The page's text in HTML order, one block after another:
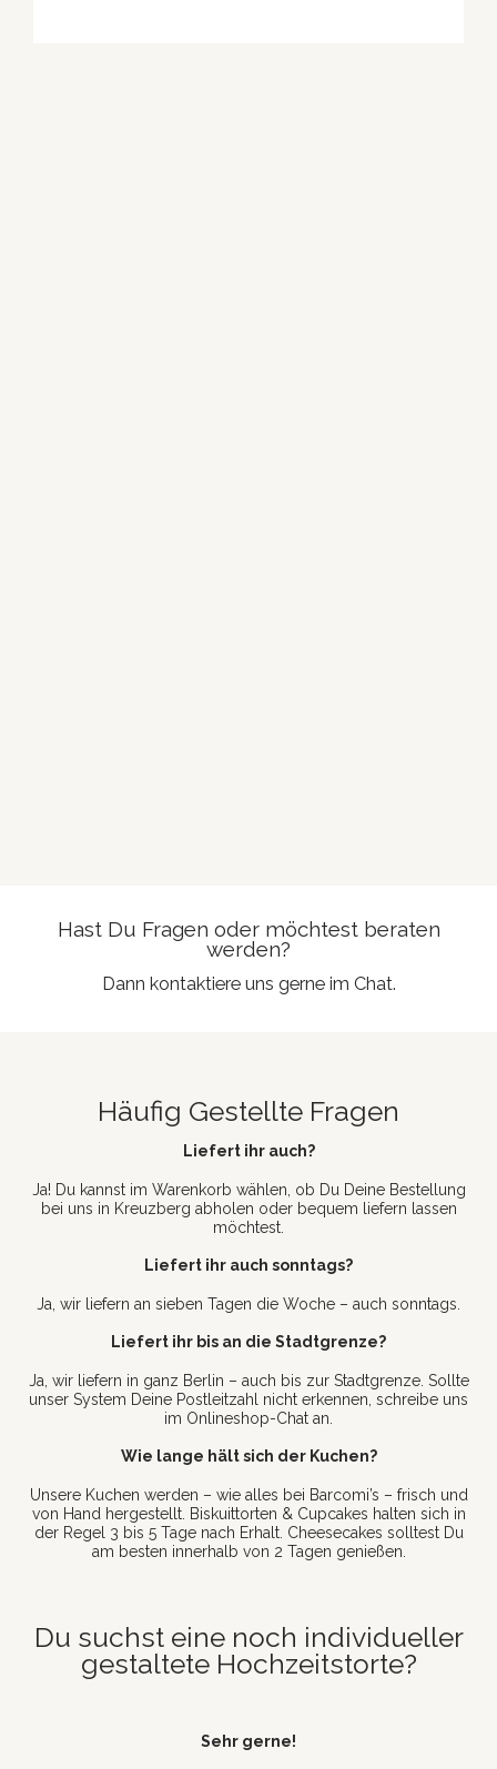
Hast Du Fragen oder möchtest beraten
werden?
Dann kontaktiere uns gerne im Chat.
Häufig Gestellte Fragen
Liefert ihr auch?
Ja! Du kannst im Warenkorb wählen, ob Du Deine Bestellung
bei uns in Kreuzberg abholen oder bequem liefern lassen
möchtest.
Liefert ihr auch sonntags?
Ja, wir liefern an sieben Tagen die Woche – auch sonntags.
Liefert ihr bis an die Stadtgrenze?
Ja, wir liefern in ganz Berlin – auch bis zur Stadtgrenze. Sollte
unser System Deine Postleitzahl nicht erkennen, schreibe uns
im Onlineshop-Chat an.
Wie lange hält sich der Kuchen?
Unsere Kuchen werden – wie alles bei Barcomi’s – frisch und
von Hand hergestellt. Biskuittorten & Cupcakes halten sich in
der Regel 3 bis 5 Tage nach Erhalt. Cheesecakes solltest Du
am besten innerhalb von 2 Tagen genießen.
Du suchst eine noch individueller
gestaltete Hochzeitstorte?
Sehr gerne!